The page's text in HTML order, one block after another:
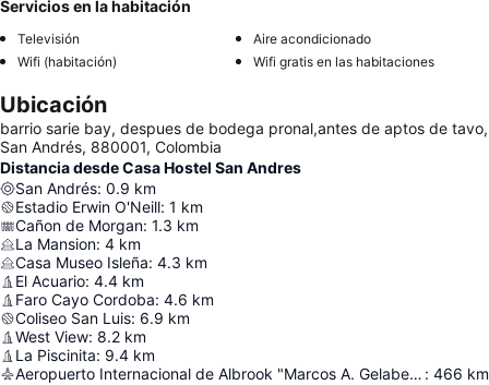
Servicios en la habitación
Televisión
Aire acondicionado
Wifi (habitación)
Wifi gratis en las habitaciones
Ubicación
barrio sarie bay, despues de bodega pronal,antes de aptos de tavo,
San Andrés, 880001, Colombia
Distancia desde Casa Hostel San Andres
San Andrés: 0.9 km
Estadio Erwin O'Neill: 1 km
Cañon de Morgan: 1.3 km
La Mansion: 4 km
Casa Museo Isleña: 4.3 km
El Acuario: 4.4 km
Faro Cayo Cordoba: 4.6 km
Coliseo San Luis: 6.9 km
West View: 8.2 km
La Piscinita: 9.4 km
Aeropuerto Internacional de Albrook "Marcos A. Gelabert" : 466 km